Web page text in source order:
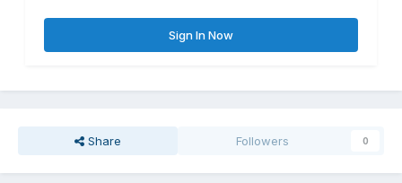
Sign In Now
Share Followers 0